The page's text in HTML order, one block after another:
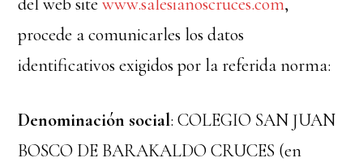
procede a comunicarles los datos
identificativos exigidos por la referida norma:
Denominación social: COLEGIO SAN JUAN
BOSCO DE BARAKALDO CRUCES (en